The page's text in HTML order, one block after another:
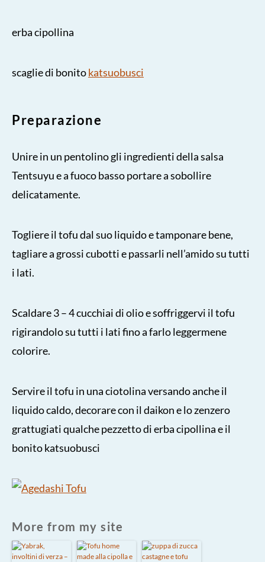
erba cipollina
scaglie di bonitokatsuobusci
Preparazione
Unire in un pentolino gli ingredienti della salsa
Tentsuyu e a fuoco basso portare a sobollire
delicatamente.
Togliere il tofu dal suo liquido e tamponare bene,
tagliare a grossi cubotti e passarli nell’amido su tutti
i lati.
Scaldare 3 – 4 cucchiai di olio e soffriggervi il tofu
rigirandolo su tutti i lati fino a farlo leggermene
colorire.
Servire il tofu in una ciotolina versando anche il
liquido caldo, decorare con il daikon e lo zenzero
grattugiati qualche pezzetto di erba cipollina e il
bonito katsuobusci
More from my site